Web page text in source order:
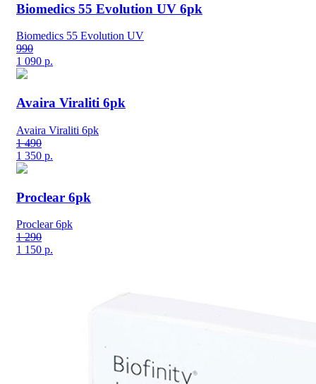
Biomedics 55 Evolution UV 6pk
Biomedics 55 Evolution UV
990
1 090 р.
Avaira Viraliti 6pk
Avaira Viraliti 6pk
1 490
1 350 р.
Proclear 6pk
Proclear 6pk
1 290
1 150 р.